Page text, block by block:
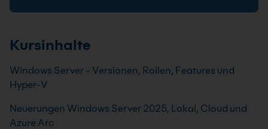
Kursinhalte
Windows Server - Versionen, Rollen, Features und
Hyper-V
Neuerungen Windows Server 2025, Lokal, Cloud und
Azure Arc